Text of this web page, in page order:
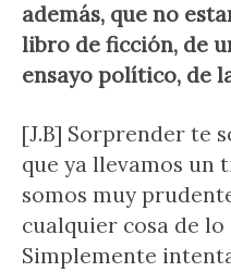
además, que no
libro de ficción, de
ensayo político, de
[J.B] Sorprender te
que ya llevamos un
somos muy
cualquier cosa de lo
Simplemente